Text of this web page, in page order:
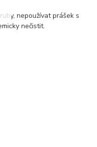
nepoužívat prášek s
nečistit.